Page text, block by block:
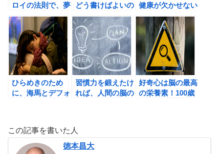
ロイの法則で、夢
を実現しよう！
どう書けばよいの
か？
健康が欠かせない
理由
ひらめきのため
に、海馬とデフォ
習慣力を鍛えたけ
れば、人間の脳の
好奇心は脳の最高
の栄養素！100歳
この記事を書いた人
徳本昌大